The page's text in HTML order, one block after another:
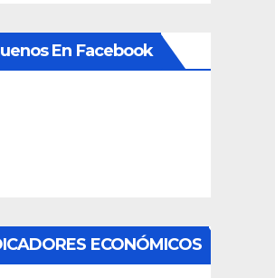
En Facebook
ECONÓMICOS